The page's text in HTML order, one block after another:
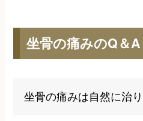
坐骨の痛みのQ＆A
坐骨の痛みは自然に治